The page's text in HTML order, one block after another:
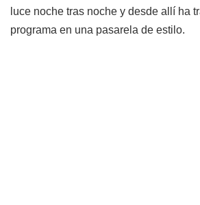
luce noche tras noche y desde allí ha
programa en una pasarela de estilo.